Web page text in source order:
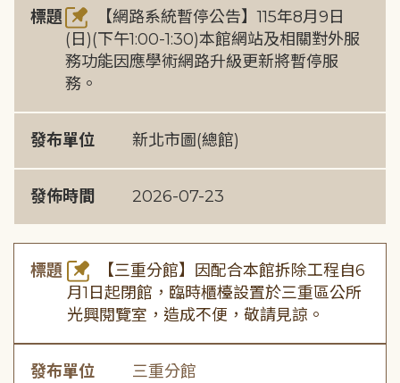
標題
【網路系統暫停公告】115年8月9日
(日)(下午1:00-1:30)本館網站及相關對外服
務功能因應學術網路升級更新將暫停服
務。
發布單位 新北市圖(總館)
發佈時間 2026-07-23
標題
【三重分館】因配合本館拆除工程自6
月1日起閉館，臨時櫃檯設置於三重區公所
光興閱覽室，造成不便，敬請見諒。
發布單位 三重分館